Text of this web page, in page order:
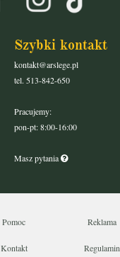
Szybki kontakt
kontakt@arslege.pl
tel. 513-842-650
Pracujemy:
pon-pt: 8:00-16:00
Masz pytania
Pomoc Reklama
Kontakt Regulamin